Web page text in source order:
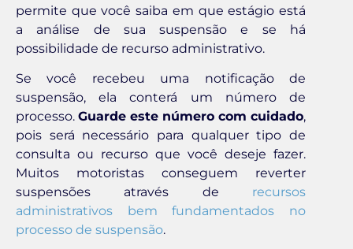
permite que você saiba em que estágio está
a análise de sua suspensão e se há
possibilidade de recurso administrativo.
Se você recebeu uma notificação de
suspensão, ela conterá um número de
processo. Guarde este número com cuidado,
pois será necessário para qualquer tipo de
consulta ou recurso que você deseje fazer.
Muitos motoristas conseguem reverter
suspensões através de recursos
administrativos bem fundamentados no
processo de suspensão.